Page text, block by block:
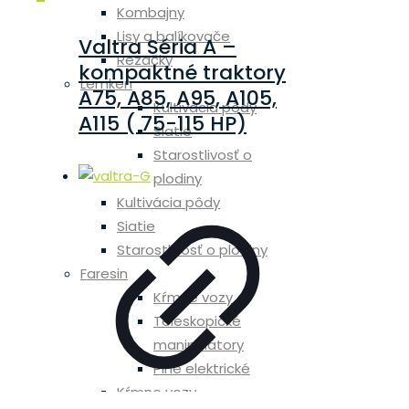
Kombajny
Lisy a balíkovače
Rezačky
Lemken
Kultivácia pôdy
Siatie
Starostlivosť o
plodiny
Kultivácia pôdy
Siatie
Starostlivosť o plodiny
Faresin
Kŕmne vozy
Teleskopické
manipulátory
Plne elektrické
Kŕmne vozy
Valtra Séria A –
kompaktné traktory
A75, A85, A95, A105,
A115 ( 75-115 HP)